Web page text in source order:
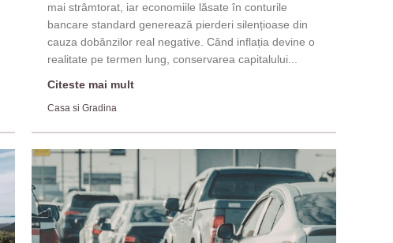
mai strâmtorat, iar economiile lăsate în conturile
bancare standard generează pierderi silențioase din
cauza dobânzilor real negative. Când inflația devine o
realitate pe termen lung, conservarea capitalului...
Citeste mai mult
Casa si Gradina